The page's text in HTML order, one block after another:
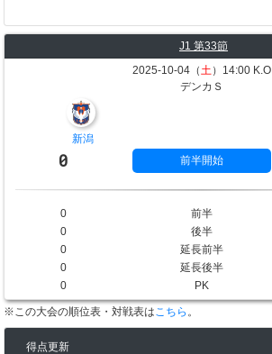
J1 第33節
2025-10-04（土）14:00 K.O
デンカＳ
新潟
0 前半開始
0 前半
0
後半
0
延長前半
0
延長後半
0
PK
※この大会の順位表・対戦表はこちら 。
得点更新